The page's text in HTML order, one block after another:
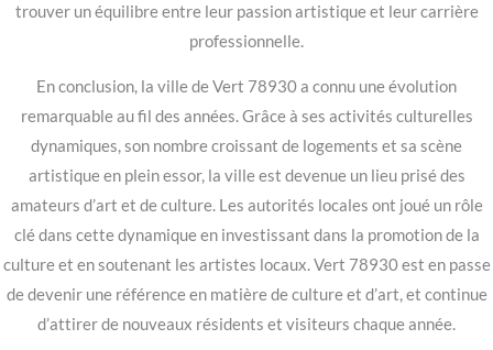
trouver un équilibre entre leur passion artistique et leur carrière
professionnelle.
En conclusion, la ville de Vert 78930 a connu une évolution
remarquable au fil des années. Grâce à ses activités culturelles
dynamiques, son nombre croissant de logements et sa scène
artistique en plein essor, la ville est devenue un lieu prisé des
amateurs d’art et de culture. Les autorités locales ont joué un rôle
clé dans cette dynamique en investissant dans la promotion de la
culture et en soutenant les artistes locaux. Vert 78930 est en passe
de devenir une référence en matière de culture et d’art, et continue
d’attirer de nouveaux résidents et visiteurs chaque année.